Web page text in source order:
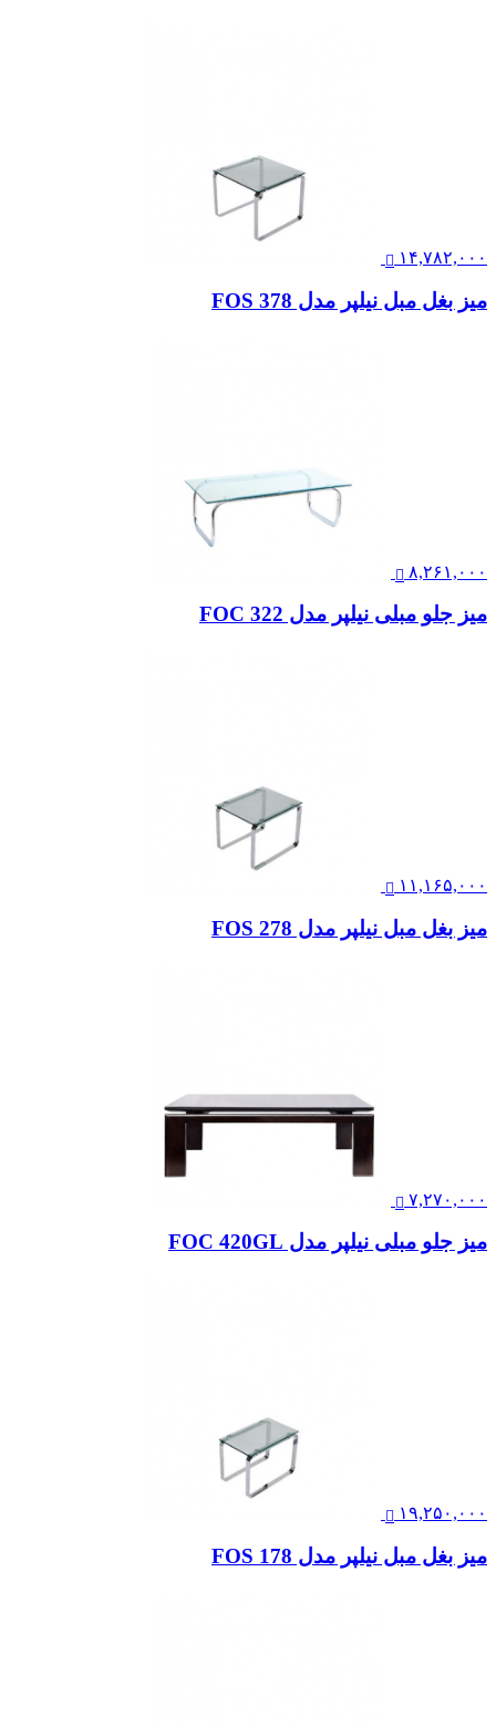
۱۴,۷۸۲,۰۰۰
میز بغل مبل نیلپر مدل FOS 378
۸,۲۶۱,۰۰۰
میز جلو مبلی نیلپر مدل FOC 322
۱۱,۱۶۵,۰۰۰
میز بغل مبل نیلپر مدل FOS 278
۷,۲۷۰,۰۰۰
میز جلو مبلی نیلپر مدل FOC 420GL
۱۹,۲۵۰,۰۰۰
میز بغل مبل نیلپر مدل FOS 178